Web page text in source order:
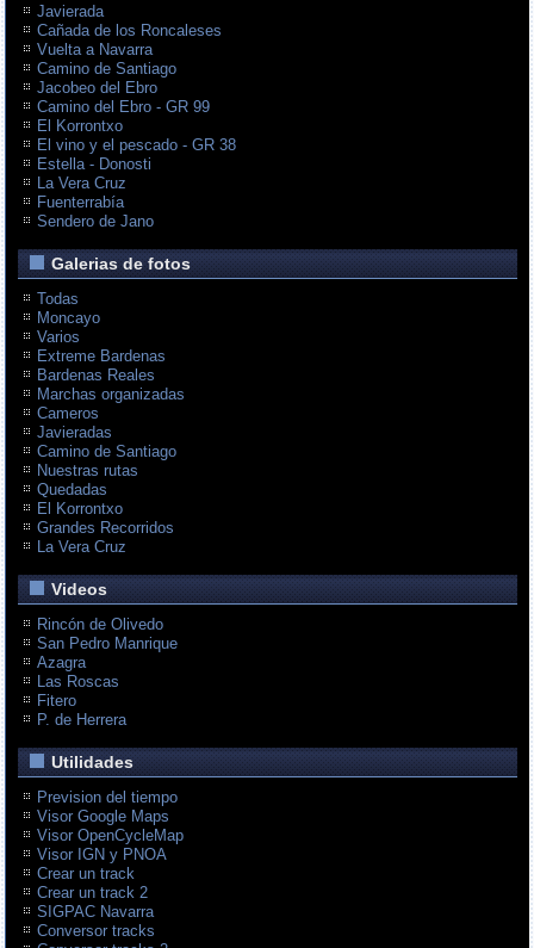
Javierada
Cañada de los Roncaleses
Vuelta a Navarra
Camino de Santiago
Jacobeo del Ebro
Camino del Ebro - GR 99
El Korrontxo
El vino y el pescado - GR 38
Estella - Donosti
La Vera Cruz
Fuenterrabía
Sendero de Jano
Galerias de fotos
Todas
Moncayo
Varios
Extreme Bardenas
Bardenas Reales
Marchas organizadas
Cameros
Javieradas
Camino de Santiago
Nuestras rutas
Quedadas
El Korrontxo
Grandes Recorridos
La Vera Cruz
Videos
Rincón de Olivedo
San Pedro Manrique
Azagra
Las Roscas
Fitero
P. de Herrera
Utilidades
Prevision del tiempo
Visor Google Maps
Visor OpenCycleMap
Visor IGN y PNOA
Crear un track
Crear un track 2
SIGPAC Navarra
Conversor tracks